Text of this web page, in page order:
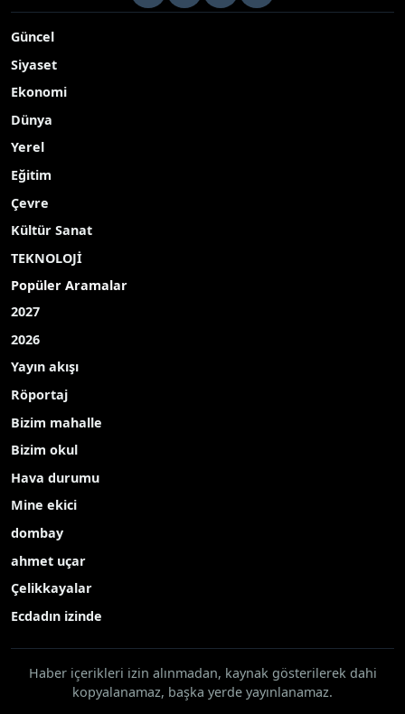
Güncel
Siyaset
Ekonomi
Dünya
Yerel
Eğitim
Çevre
Kültür Sanat
TEKNOLOJİ
Popüler Aramalar
2027
2026
Yayın akışı
Röportaj
Bizim mahalle
Bizim okul
Hava durumu
Mine ekici
dombay
ahmet uçar
Çelikkayalar
Ecdadın izinde
Haber içerikleri izin alınmadan, kaynak gösterilerek dahi
kopyalanamaz, başka yerde yayınlanamaz.